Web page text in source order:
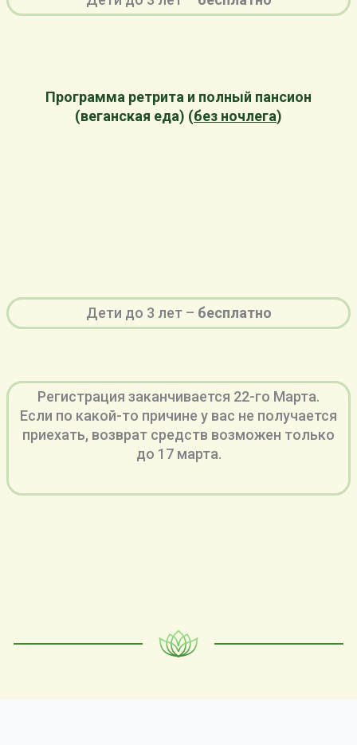
Программа ретрита и полный пансион
(веганская еда) (без ночлега)
Дети до 3 лет – бесплатно
Регистрация заканчивается 22-го Марта.
Если по какой-то причине у вас не получается
приехать, возврат средств возможен только
до 17 марта.